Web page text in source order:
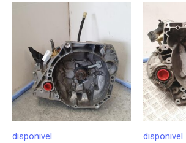
disponivel disponivel